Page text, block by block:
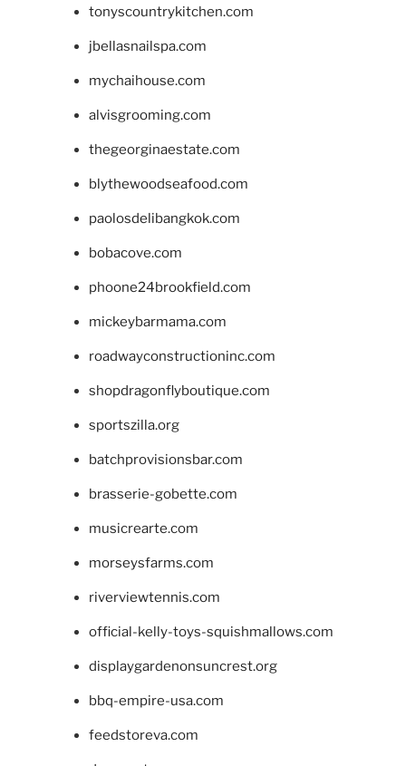
tonyscountrykitchen.com
jbellasnailspa.com
mychaihouse.com
alvisgrooming.com
thegeorginaestate.com
blythewoodseafood.com
paolosdelibangkok.com
bobacove.com
phoone24brookfield.com
mickeybarmama.com
roadwayconstructioninc.com
shopdragonflyboutique.com
sportszilla.org
batchprovisionsbar.com
brasserie-gobette.com
musicrearte.com
morseysfarms.com
riverviewtennis.com
official-kelly-toys-squishmallows.com
displaygardenonsuncrest.org
bbq-empire-usa.com
feedstoreva.com